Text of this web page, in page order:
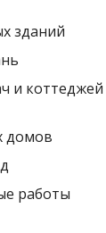
зданий
и коттеджей
домов
работы